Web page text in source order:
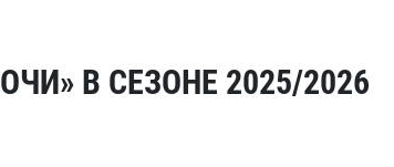
В СЕЗОНЕ 2025/2026